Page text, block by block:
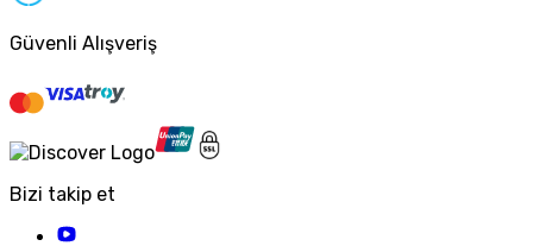
Güvenli Alışveriş
Bizi takip et